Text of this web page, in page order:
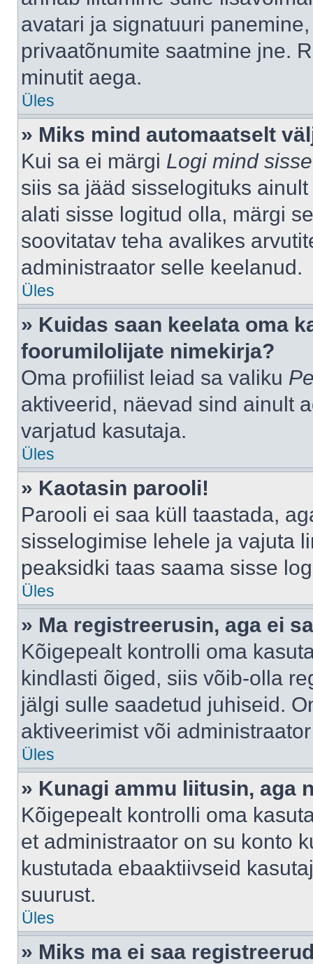
avatari ja signatuuri
privaatõnumite saatmine jne.
minutit aega.
Üles
» Miks mind automaatselt
Kui sa ei märgi Logi mind
siis sa jääd sisselogituks
alati sisse logitud olla, märgi
soovitatav teha avalikes
administraator selle keelanud.
Üles
» Kuidas saan keelata oma
foorumilolijate nimekirja?
Oma profiilist leiad sa valiku
aktiveerid, näevad sind ainult
varjatud kasutaja.
Üles
» Kaotasin parooli!
Parooli ei saa küll taastada,
sisselogimise lehele ja vajuta
peaksidki taas saama sisse
Üles
» Ma registreerusin, aga ei
Kõigepealt kontrolli oma
kindlasti õiged, siis võib-olla
jälgi sulle saadetud juhiseid.
aktiveerimist või
Üles
» Kunagi ammu liitusin, aga
Kõigepealt kontrolli oma
et administraator on su konto
kustutada ebaaktiivseid
suurust.
Üles
» Miks ma ei saa